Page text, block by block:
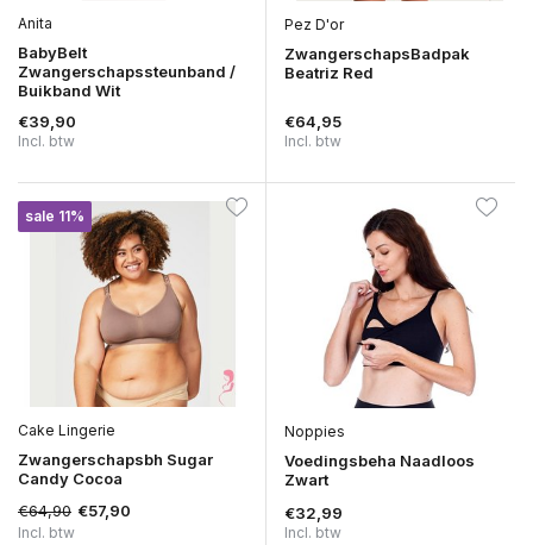
Anita
BabyBelt
Zwangerschapssteunband /
Buikband Wit
€39,90
Incl. btw
Pez D'or
ZwangerschapsBadpak
Beatriz Red
€64,95
Incl. btw
sale 11%
Cake Lingerie
Zwangerschapsbh Sugar
Candy Cocoa
€64,90 €57,90
Incl. btw
Noppies
Voedingsbeha Naadloos
Zwart
€32,99
Incl. btw